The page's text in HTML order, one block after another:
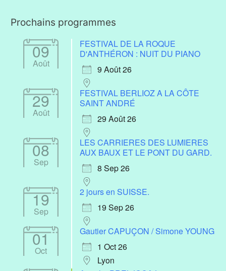
Prochains programmes
09
Août
FESTIVAL DE LA ROQUE
D'ANTHÉRON : NUIT DU PIANO
9 Août 26
29
Août
FESTIVAL BERLIOZ A LA CÔTE
SAINT ANDRÉ
29 Août 26
08
Sep
LES CARRIERES DES LUMIERES
AUX BAUX ET LE PONT DU GARD.
8 Sep 26
19
Sep
2 jours en SUISSE.
19 Sep 26
01
Oct
Gautier CAPUÇON / Simone YOUNG
1 Oct 26
Lyon